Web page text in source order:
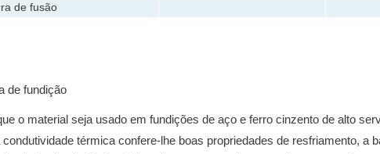
de fusão
de fundição
o material seja usado em fundições de aço e ferro cinzento de alto
condutividade térmica confere-lhe boas propriedades de resfriamento, a